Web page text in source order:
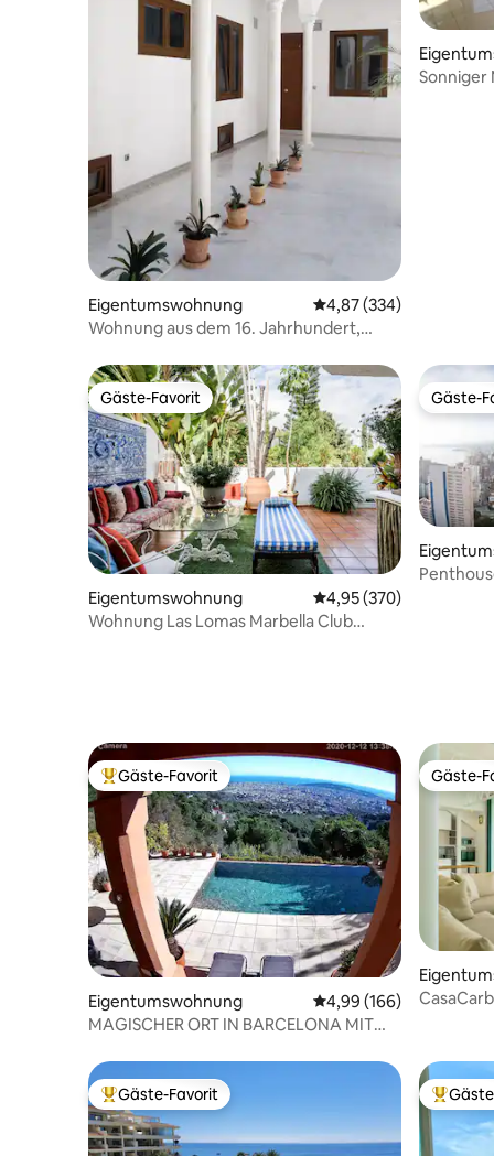
Eigentumswohnung Durchschnittliche
4,87 (334)
Wohnung aus dem 16. Jahrhundert,
Sonniger
Gäste-Favorit
Gäste-Favorit
Eigentumswohnung Durchschnittliche
4,95 (370)
Wohnung Las Lomas Marbella Club
Gäste-
Gäste-
Beliebter Gäste-Favorit.
Gäste-Favorit
Eigentumswohnung Durchschnittliche
4,99 (166)
MAGISCHER ORT IN BARCELONA MIT
Gäste-
Gäste-
Beliebter Gäste-Favorit.
Gäste-Favorit